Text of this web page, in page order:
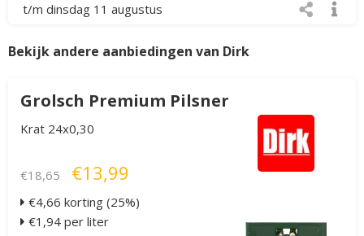
t/m dinsdag 11 augustus
Bekijk andere aanbiedingen van Dirk
Grolsch Premium Pilsner
Krat 24x0,30
€18,65 €13,99
€4,66 korting (25%)
€1,94 per liter